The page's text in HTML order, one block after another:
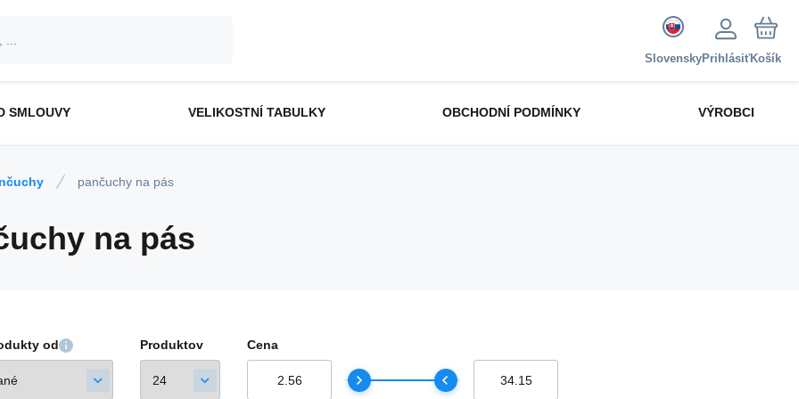
SlovenskyPrihlásiťKošík
SMLOUVY VELIKOSTNÍ TABULKY OBCHODNÍ PODMÍNKY VÝROBCI
pančuchy na pás
na pás
od Produktov Cena